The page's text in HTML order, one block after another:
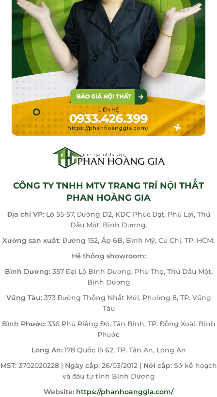
CÔNG TY TNHH MTV TRANG TRÍ NỘI THẤT
PHAN HOÀNG GIA
Địa chỉ VP: Lô 55-57, Đường D2, KDC Phúc Đạt, Phú Lợi, Thủ
Dầu Một, Bình Dương.
Xưởng sản xuất: Đường 152, Ấp 6B, Bình Mỹ, Củ Chi, TP. HCM.
Hệ thống showroom:
Bình Dương:357 Đại Lộ Bình Dương, Phú Thọ, Thủ Dầu Một,
Bình Dương
Vũng Tàu: 373 Đường Thống Nhất Mới, Phường 8, TP. Vũng
Tàu
Bình Phước:336 Phú Riềng Đỏ, Tân Bình, TP. Đồng Xoài, Bình
Phước
Long An:178 Quốc lộ 62, TP. Tân An, Long An
MST: 3702020228 | Ngày cấp: 26/03/2012 | Nới cấp: Sở kế hoạch
và đầu tư tỉnh Bình Dương
Website: https://phanhoanggia.com/